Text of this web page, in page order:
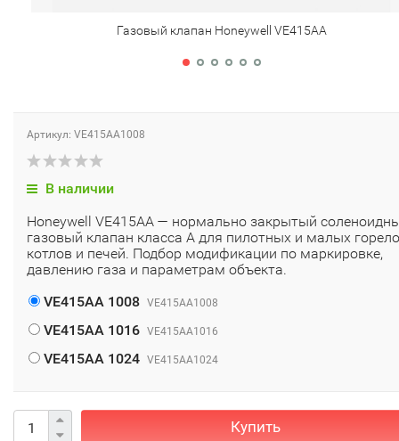
Газовый клапан Honeywell VE415AA
Артикул: VE415AA1008
В наличии
Honeywell VE415AA — нормально закрытый
газовый клапан класса A для пилотных и малых
котлов и печей. Подбор модификации по маркировке,
давлению газа и параметрам объекта.
VE415AA 1008 VE415AA1008
VE415AA 1016 VE415AA1016
VE415AA 1024 VE415AA1024
Купить